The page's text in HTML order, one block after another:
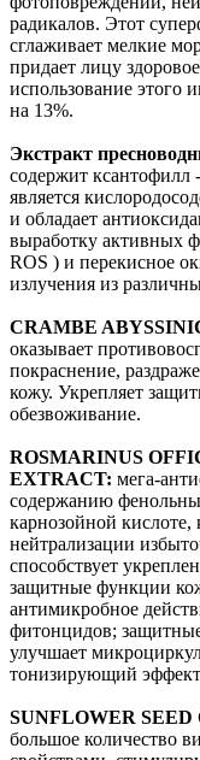
радикалов. Этот
сглаживает мелкие
придает лицу
использование этого
на 13%.
Экстракт
содержит ксантофилл
является
и обладает
выработку активных
ROS ) и перекисное
излучения из
CRAMBE
оказывает
покраснение,
кожу. Укрепляет
обезвоживание.
ROSMARINUS
EXTRACT: мега-
содержанию
карнозойной
нейтрализации
способствует
защитные функции
антимикробное
фитонцидов;
улучшает
тонизирующий
SUNFLOWER SEED
большое количество